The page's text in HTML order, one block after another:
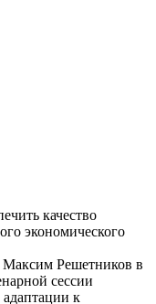
качество
экономического
Решетников в
сессии
к